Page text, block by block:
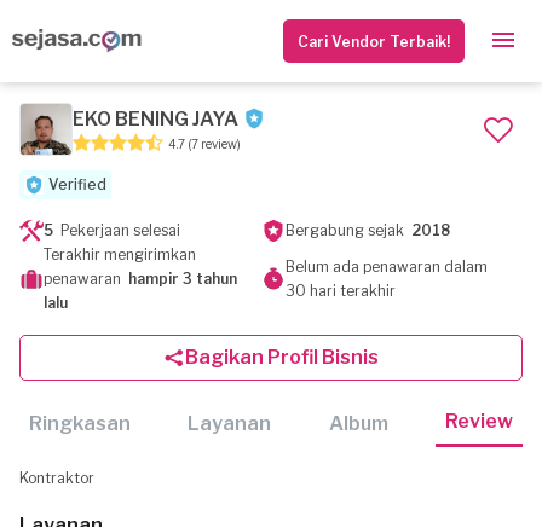
Cari Vendor Terbaik!
EKO BENING JAYA
4.7 (7 review)
Verified
5 Pekerjaan selesai Bergabung sejak 2018
Terakhir mengirimkan
penawaran hampir 3 tahun
lalu
Belum ada penawaran dalam
30 hari terakhir
Bagikan Profil Bisnis
Ringkasan Layanan Album Review
Kontraktor